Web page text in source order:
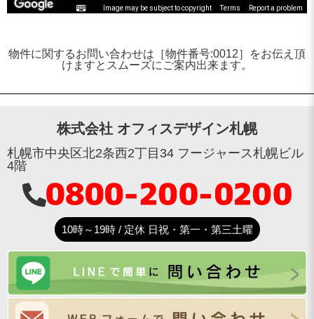
Image may be subject to copyright Terms Report a problem
物件に関するお問い合わせは［物件番号:0012］をお伝え頂
けますとスムーズにご案内出来ます。
株式会社 オフィスデザイン札幌
札幌市中央区北2条西2丁目34 フージャース札幌ビル
4階
10時～19時 / 定休 日祝・第一・第三土曜